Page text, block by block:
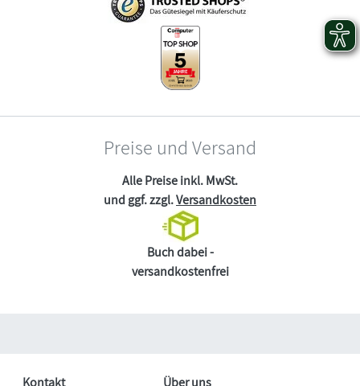
Preise und Versand
Alle Preise inkl. MwSt.
und ggf. zzgl.Versandkosten
Buch dabei -
versandkostenfrei
Kontakt Über uns